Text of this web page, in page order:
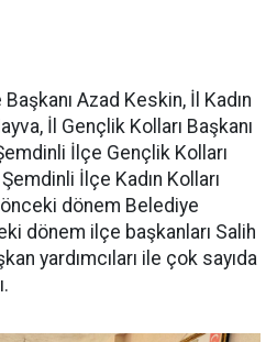
Azad Keskin, İl Kadın
İl Gençlik Kolları Başkanı
İlçe Gençlik Kolları
İlçe Kadın Kolları
önceki dönem Belediye
dönem ilçe başkanları Salih
yardımcıları ile çok sayıda